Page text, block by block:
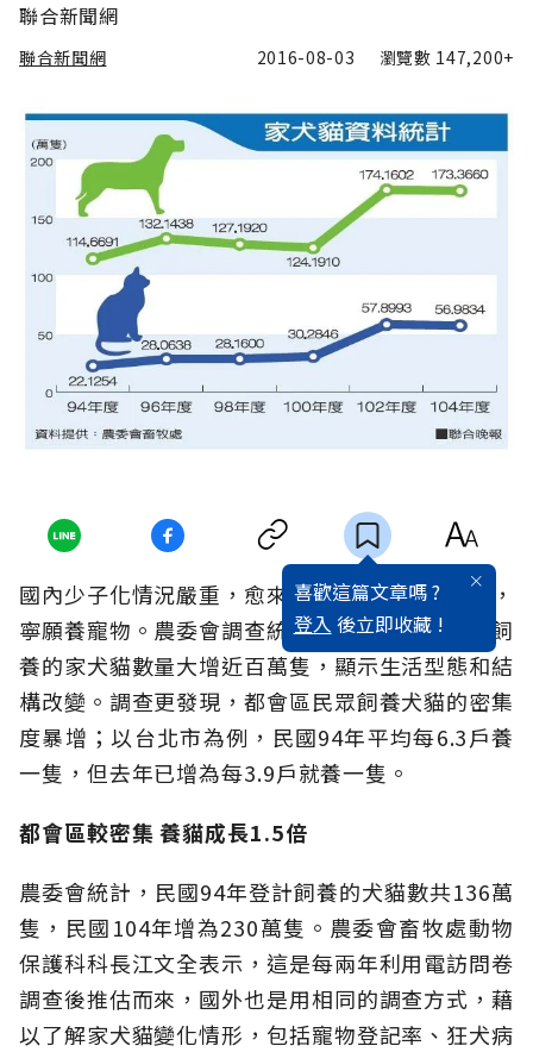
聯合新聞網
聯合新聞網 2016-08-03 瀏覽數 147,200+
喜歡這篇文章嗎 ?
登入 後立即收藏 !
國內少子化情況嚴重，愈來愈多人不願生養小孩，
寧願養寵物。農委會調查統計，過去十年，國人飼
養的家犬貓數量大增近百萬隻，顯示生活型態和結
構改變。調查更發現，都會區民眾飼養犬貓的密集
度暴增；以台北市為例，民國94年平均每6.3戶養
一隻，但去年已增為每3.9戶就養一隻。
都會區較密集 養貓成長1.5倍
農委會統計，民國94年登計飼養的犬貓數共136萬
隻，民國104年增為230萬隻。農委會畜牧處動物
保護科科長江文全表示，這是每兩年利用電訪問卷
調查後推估而來，國外也是用相同的調查方式，藉
以了解家犬貓變化情形，包括寵物登記率、狂犬病